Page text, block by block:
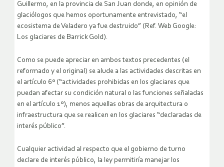
Guillermo, en la provincia de San Juan donde, en opinión de
glaciólogos que hemos oportunamente entrevistado, “el
ecosistema de Veladero ya fue destruido” (Ref. Web Google:
Los glaciares de Barrick Gold).
Como se puede apreciar en ambos textos precedentes (el
reformado y el original) se alude a las actividades descritas en
el artículo 6º (“actividades prohibidas en los glaciares que
puedan afectar su condición natural o las funciones señaladas
en el artículo 1º), menos aquellas obras de arquitectura o
infraestructura que se realicen en los glaciares “declaradas de
interés público”.
Cualquier actividad al respecto que el gobierno de turno
declare de interés público, la ley permitiría manejar los